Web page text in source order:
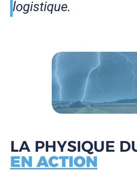
logistique.
LA PHYSIQUE
EN ACTION